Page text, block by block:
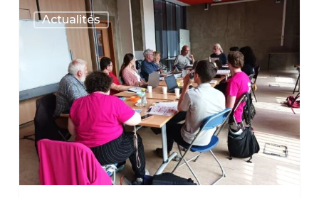
Retour
l’Assemblée
générale
du
Mouvement
Associatif
d’Île-
de-
Actualités